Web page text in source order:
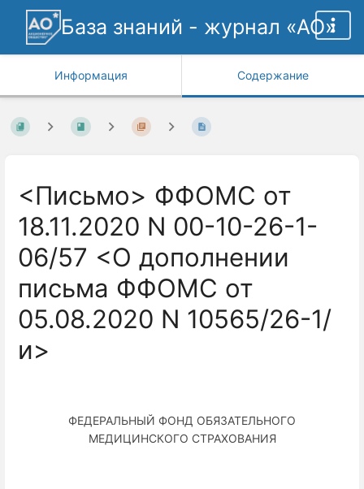
База знаний - журнал «АО»
Информация Содержание
<Письмо> ФФОМС от
18.11.2020 N 00-10-26-1-
06/57 <О дополнении
письма ФФОМС от
05.08.2020 N 10565/26-1/
и>
ФЕДЕРАЛЬНЫЙ ФОНД ОБЯЗАТЕЛЬНОГО
МЕДИЦИНСКОГО СТРАХОВАНИЯ